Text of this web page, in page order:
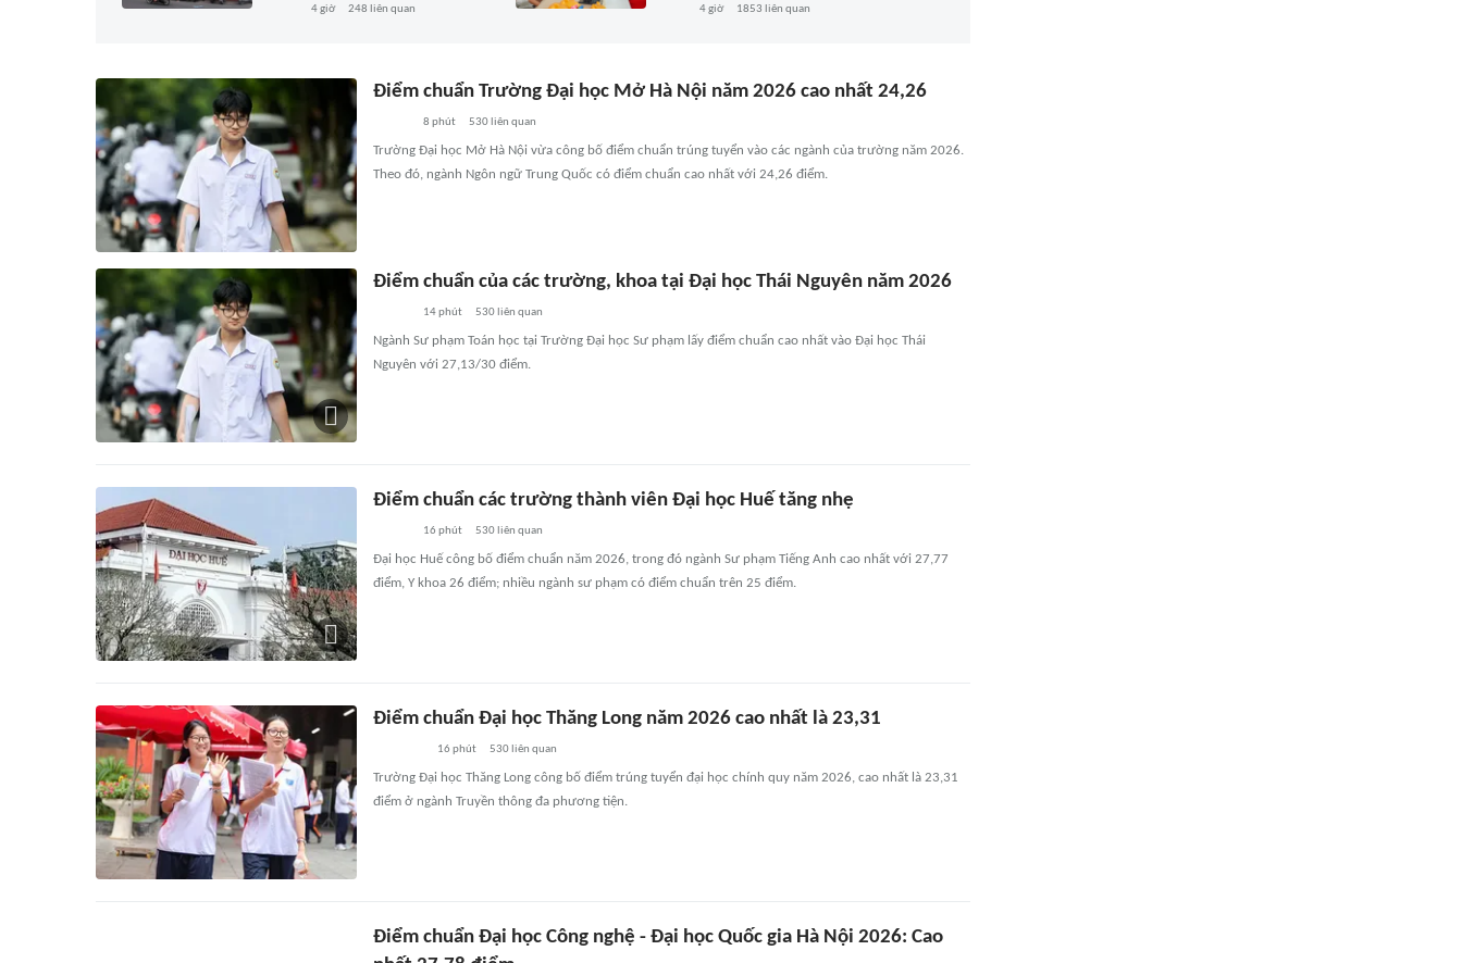
4 giờ 248 liên quan 4 giờ 1853 liên quan
Điểm chuẩn Trường Đại học Mở Hà Nội năm 2026 cao nhất 24,26
8 phút 530liên quan
Trường Đại học Mở Hà Nội vừa công bố điểm chuẩn trúng tuyển vào các ngành của trường năm 2026.
Theo đó, ngành Ngôn ngữ Trung Quốc có điểm chuẩn cao nhất với 24,26 điểm.
Điểm chuẩn của các trường, khoa tại Đại học Thái Nguyên năm 2026
14 phút 530liên quan
Ngành Sư phạm Toán học tại Trường Đại học Sư phạm lấy điểm chuẩn cao nhất vào Đại học Thái
Nguyên với 27,13/30 điểm.
Điểm chuẩn các trường thành viên Đại học Huế tăng nhẹ
16 phút 530liên quan
Đại học Huế công bố điểm chuẩn năm 2026, trong đó ngành Sư phạm Tiếng Anh cao nhất với 27,77
điểm, Y khoa 26 điểm; nhiều ngành sư phạm có điểm chuẩn trên 25 điểm.
Điểm chuẩn Đại học Thăng Long năm 2026 cao nhất là 23,31
16 phút 530liên quan
Trường Đại học Thăng Long công bố điểm trúng tuyển đại học chính quy năm 2026, cao nhất là 23,31
điểm ở ngành Truyền thông đa phương tiện.
Điểm chuẩn Đại học Công nghệ - Đại học Quốc gia Hà Nội 2026: Cao